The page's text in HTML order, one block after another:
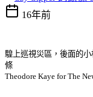
16年前
騜上巡視災區，後面的
條
Theodore Kaye for The